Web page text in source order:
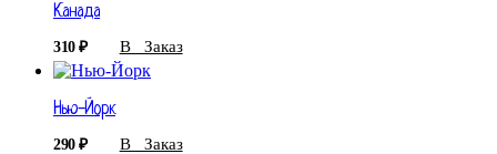
Канада
310₽ В Заказ
Нью-Йорк
290₽ В Заказ